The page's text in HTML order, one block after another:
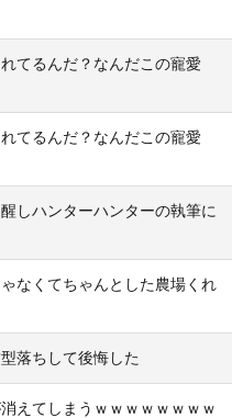
てるんだ？なんだこの寵愛
てるんだ？なんだこの寵愛
しハンターハンターの執筆に
なくてちゃんとした農場くれ
落ちして後悔した
えてしまうｗｗｗｗｗｗｗｗ